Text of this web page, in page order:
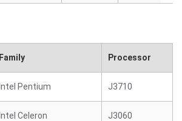
Family Processor
Intel Pentium J3710
Intel Celeron J3060